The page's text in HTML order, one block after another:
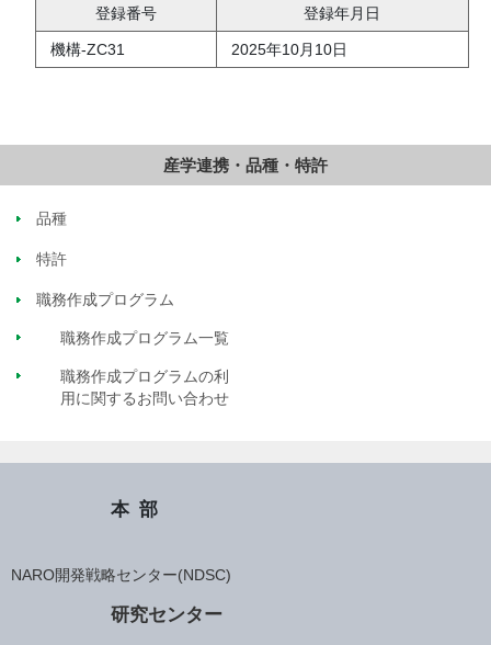
登録番号 登録年月日
機構-ZC31 2025年10月10日
産学連携・品種・特許
品種
特許
職務作成プログラム
職務作成プログラム一覧
職務作成プログラムの利
用に関するお問い合わせ
本部
NARO開発戦略センター(NDSC)
研究センター